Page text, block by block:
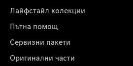
Лайфстайл колекции
Пътна помощ
Сервизни пакети
Оригинални части